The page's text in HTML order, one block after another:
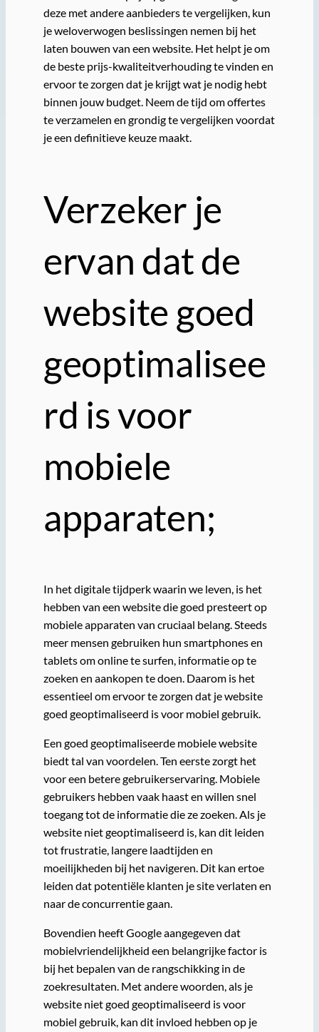
deze met andere aanbieders te vergelijken, kun
je weloverwogen beslissingen nemen bij het
laten bouwen van een website. Het helpt je om
de beste prijs-kwaliteitverhouding te vinden en
ervoor te zorgen dat je krijgt wat je nodig hebt
binnen jouw budget. Neem de tijd om offertes
te verzamelen en grondig te vergelijken voordat
je een definitieve keuze maakt.
Verzeker je
ervan dat de
website goed
geoptimalisee
rd is voor
mobiele
apparaten;
In het digitale tijdperk waarin we leven, is het
hebben van een website die goed presteert op
mobiele apparaten van cruciaal belang. Steeds
meer mensen gebruiken hun smartphones en
tablets om online te surfen, informatie op te
zoeken en aankopen te doen. Daarom is het
essentieel om ervoor te zorgen dat je website
goed geoptimaliseerd is voor mobiel gebruik.
Een goed geoptimaliseerde mobiele website
biedt tal van voordelen. Ten eerste zorgt het
voor een betere gebruikerservaring. Mobiele
gebruikers hebben vaak haast en willen snel
toegang tot de informatie die ze zoeken. Als je
website niet geoptimaliseerd is, kan dit leiden
tot frustratie, langere laadtijden en
moeilijkheden bij het navigeren. Dit kan ertoe
leiden dat potentiële klanten je site verlaten en
naar de concurrentie gaan.
Bovendien heeft Google aangegeven dat
mobielvriendelijkheid een belangrijke factor is
bij het bepalen van de rangschikking in de
zoekresultaten. Met andere woorden, als je
website niet goed geoptimaliseerd is voor
mobiel gebruik, kan dit invloed hebben op je